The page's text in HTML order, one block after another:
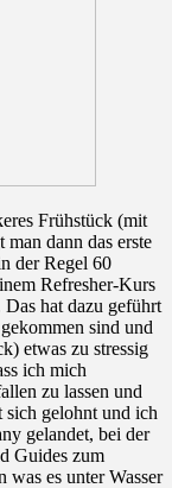
Frühstück (mit
dann das erste
der Regel 60
Refresher-Kurs
Das hat dazu geführt
sind und
etwas zu stressig
ich mich
zu lassen und
sich gelohnt und ich
gelandet, bei der
Guides zum
was es unter Wasser